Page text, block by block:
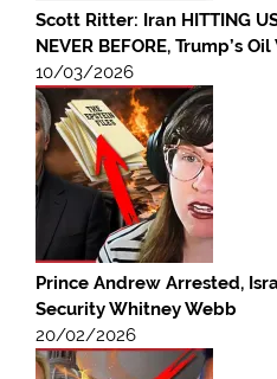
Scott Ritter: Iran HITTING
NEVER BEFORE, Trump’s
10/03/2026
Prince Andrew Arrested,
Security Whitney Webb
20/02/2026